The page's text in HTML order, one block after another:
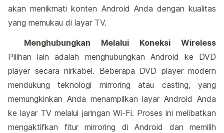
akan menikmati konten Android Anda dengan kualitas
yang memukau di layar TV.
Menghubungkan Melalui Koneksi Wireless
Pilihan lain adalah menghubungkan Android ke DVD
player secara nirkabel. Beberapa DVD player modern
mendukung teknologi mirroring atau casting, yang
memungkinkan Anda menampilkan layar Android Anda
ke layar TV melalui jaringan Wi-Fi. Proses ini melibatkan
mengaktifkan fitur mirroring di Android dan memilih